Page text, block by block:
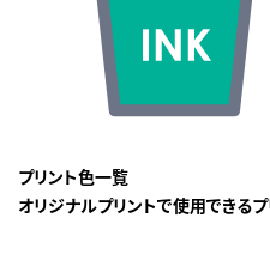
プリント色一覧
オリジナルプリントで使用できる